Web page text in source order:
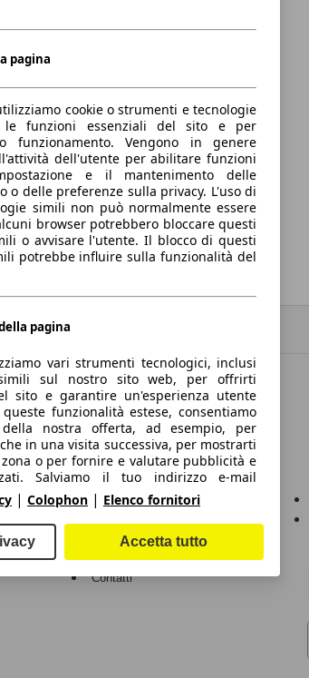
Area rivenditori
Servizi per i dealer
Registrazione
Contatti
pagina
cookie o strumenti e tecnologie
le funzioni essenziali del sito e per
funzionamento. Vengono in genere
dell'utente per abilitare funzioni
e il mantenimento delle
o delle preferenze sulla privacy. L'uso di
simili non può normalmente essere
browser potrebbero bloccare questi
o avvisare l'utente. Il blocco di questi
potrebbe influire sulla funzionalità del
pagina
vari strumenti tecnologici, inclusi
sul nostro sito web, per offrirti
sito e garantire un'esperienza utente
funzionalità estese, consentiamo
della nostra offerta, ad esempio, per
in una visita successiva, per mostrarti
o per fornire e valutare pubblicità e
Salviamo il tuo indirizzo e-mail
per le ricerche salvate, i veicoli
valutazione dei prezzi. Ciò semplifica
non è necessario reinserirlo nelle
il tuo consenso, le informazioni basate
ai concessionari che contatti.
vengono utilizzati dai fornitori per
| Colophon | Elenco fornitori
Accetta tutto